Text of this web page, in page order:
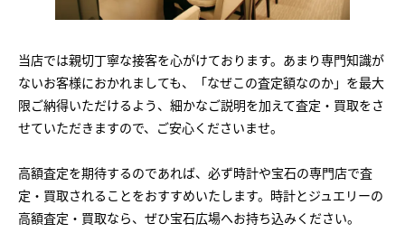
当店では親切丁寧な接客を心がけております。あまり専門知識が
ないお客様におかれましても、「なぜこの査定額なのか」を最大
限ご納得いただけるよう、細かなご説明を加えて査定・買取をさ
せていただきますので、ご安心くださいませ。
高額査定を期待するのであれば、必ず時計や宝石の専門店で査
定・買取されることをおすすめいたします。時計とジュエリーの
高額査定・買取なら、ぜひ宝石広場へお持ち込みください。